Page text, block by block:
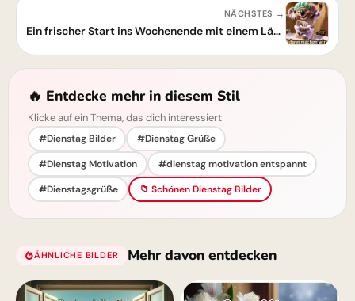
NÄCHSTES →
Ein frischer Start ins Wochenende mit einem Lächeln
🔥 Entdecke mehr in diesem Stil
Klicke auf ein Thema, das dich interessiert
#Dienstag Bilder
#Dienstag Grüße
#Dienstag Motivation
#dienstag motivation entspannt
#Dienstagsgrüße
📁 Schönen Dienstag Bilder
ÄHNLICHE BILDER Mehr davon entdecken